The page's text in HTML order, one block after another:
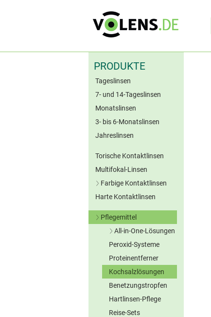
PRODUKTE
Tageslinsen
7- und 14-Tageslinsen
Monatslinsen
3- bis 6-Monatslinsen
Jahreslinsen
Torische Kontaktlinsen
Multifokal-Linsen
Farbige Kontaktlinsen
Blaue Kontaktlinsen
Grüne Kontaktlinsen
Graue Kontaktlinsen
Braune Kontaktlinsen
Sonstige Farblinsen
Torische Farblinsen
Harte Kontaktlinsen
Pflegemittel
All-in-One-Lösungen
Ohne Konserv.
Peroxid-Systeme
Proteinentferner
Kochsalzlösungen
Benetzungstropfen
Hartlinsen-Pflege
Reise-Sets